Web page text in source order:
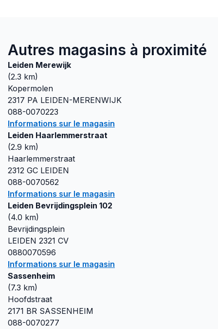
Autres magasins à proximité
Leiden Merewijk
(2.3 km)
Kopermolen
2317 PA LEIDEN-MERENWIJK
088-0070223
Informations sur le magasin
Leiden Haarlemmerstraat
(2.9 km)
Haarlemmerstraat
2312 GC LEIDEN
088-0070562
Informations sur le magasin
Leiden Bevrijdingsplein 102
(4.0 km)
Bevrijdingsplein
LEIDEN 2321 CV
0880070596
Informations sur le magasin
Sassenheim
(7.3 km)
Hoofdstraat
2171 BR SASSENHEIM
088-0070277